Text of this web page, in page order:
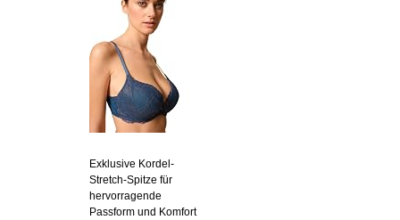
Exklusive Kordel-
Stretch-Spitze für
hervorragende
Passform und Komfort